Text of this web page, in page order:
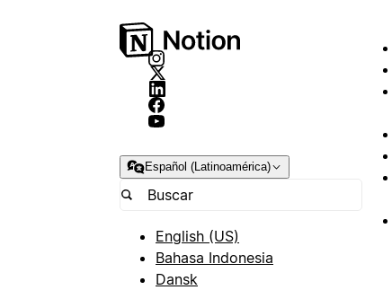
Español (Latinoamérica)
English (US)
Bahasa Indonesia
Dansk